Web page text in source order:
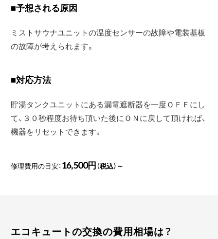
■予想される原因
ミストサウナユニットの温度センサーの故障や電装基板
の故障が考えられます。
■対応方法
貯湯タンクユニットにある漏電遮断器を一度ＯＦＦにし
て、３０秒程度お待ち頂いた後にＯＮに戻して頂ければ、
機器をリセットできます。
修理費用の目安： 16,500円（税込）～
エコキュートの交換の費用相場は？